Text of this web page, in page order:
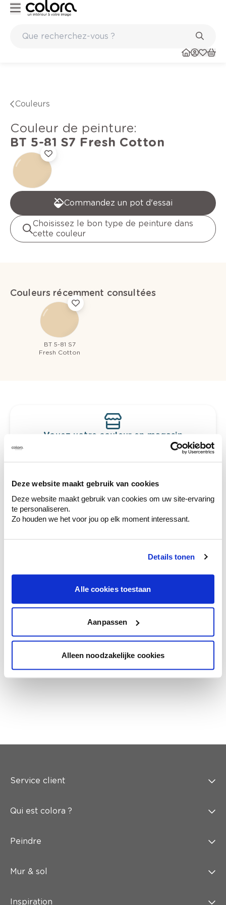
Deze website maakt gebruik van cookies
Deze website maakt gebruik van cookies om uw site-ervaring
te personaliseren.
Zo houden we het voor jou op elk moment interessant.
Details tonen
Alle cookies toestaan
Aanpassen
Alleen noodzakelijke cookies
Couleurs
Couleur de peinture:
BT 5-81 S7 Fresh Cotton
Commandez un pot d'essai
Choisissez le bon type de peinture dans
cette couleur
Couleurs récemment consultées
BT 5-81 S7
Fresh Cotton
Voyez votre couleur en magasin
Découvrez des échantillons de votre
votre couleur.
Obtenez des conseils personnalisés sur la
combinaison de couleurs.
Conseil couleur à domicile
en couleur.
l'éclairage et de votre mobilier.
Obtenez un contrôle technologique de vos
Service client
Qui est colora ?
Peindre
Mur & sol
Inspiration